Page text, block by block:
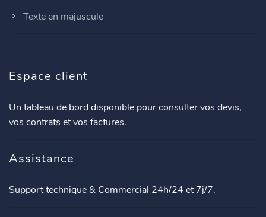
Texte en majuscule
Espace client
Un tableau de bord disponible pour consulter vos devis,
vos contrats et vos factures.
Assistance
Support technique & Commercial 24h/24 et 7j/7.